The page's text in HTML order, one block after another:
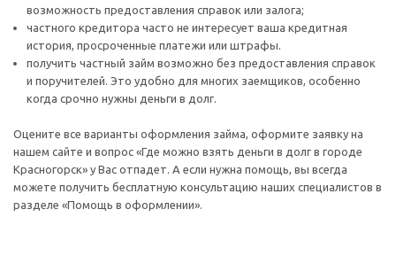
возможность предоставления справок или залога;
частного кредитора часто не интересует ваша кредитная
история, просроченные платежи или штрафы.
получить частный займ возможно без предоставления справок
и поручителей. Это удобно для многих заемщиков, особенно
когда срочно нужны деньги в долг.
Оцените все варианты оформления займа, оформите заявку на
нашем сайте и вопрос «Где можно взять деньги в долг в городе
Красногорск» у Вас отпадет. А если нужна помощь, вы всегда
можете получить бесплатную консультацию наших специалистов в
разделе «Помощь в оформлении».